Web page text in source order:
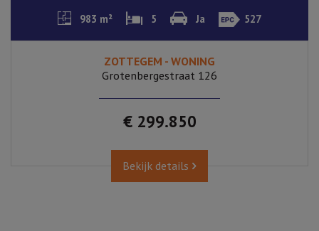
983 m² 5 Ja 527
ZOTTEGEM - WONING
Grotenbergestraat 126
€ 299.850
Bekijk details